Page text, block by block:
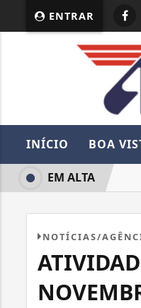
ENTRAR
INÍCIO BOA
EM ALTA
NOTÍCIAS/